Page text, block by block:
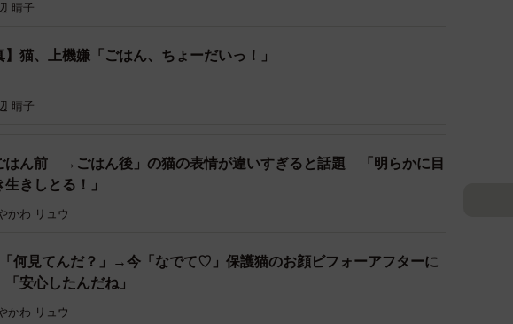
」と「お風呂入る？」のお顔が違い過ぎましたが、「ちゅーる食べ
ちゅーいちゃんは？
保管している棚の前で鳴いていたので、おもちゃのカシャぶんでしば
棚の前に行きました。棚と飼い主を交互に見出したので『おやつの
？』と出したところ、私の後を追い掛けつつ椅子にお座りしまし
しょ』と言わんばかりの姿だったので、かわいい姿を撮るためにカ
るを見せながら『ちゅーる食べるー？』と聞きながら近付けたら、
できました！」
晴子
】猫、上機嫌「ごはん、ちょーだいっ！」
晴子
はん前 →ごはん後」の猫の表情が違いすぎると話題 「明らかに目
生きしとる！」
かわ リュウ
何見てんだ？」→今「なでて♡」保護猫のお顔ビフォーアフターに
「安心したんだね」
かわ リュウ